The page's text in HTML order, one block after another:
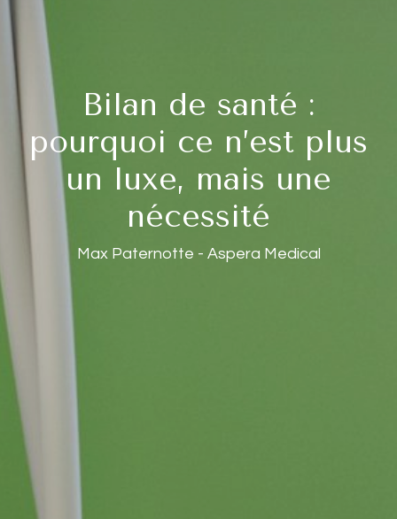
Bilan de santé :
pourquoi ce n’est plus
un luxe, mais une
nécessité
Max Paternotte - Aspera Medical